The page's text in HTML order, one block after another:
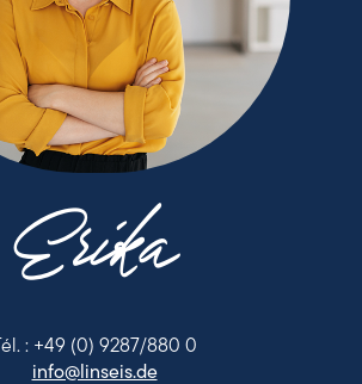
Erika
Tél. : +49 (0) 9287/880 0
info@linseis.de